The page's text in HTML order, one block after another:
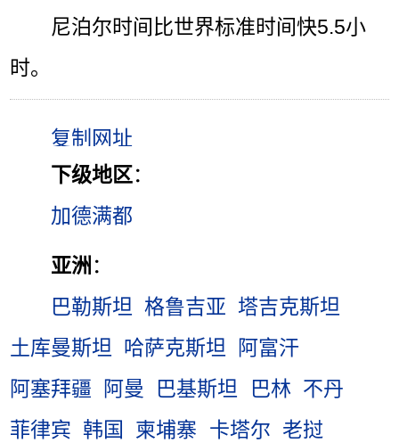
尼泊尔时间比世界标准时间快5.5小
时。
下级地区：
加德满都
亚洲 ：
巴勒斯坦 格鲁吉亚 塔吉克斯坦
土库曼斯坦
哈萨克斯坦
阿富汗
阿塞拜疆
阿曼 巴基斯坦 巴林 不丹
菲律宾 韩国 柬埔寨 卡塔尔 老挝